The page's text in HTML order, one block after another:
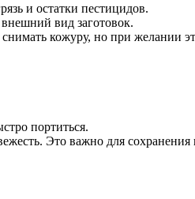
и остатки пестицидов.
вид заготовок.
кожуру, но при желании
портиться.
Это важно для